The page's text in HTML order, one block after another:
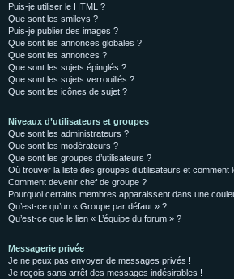
Puis-je utiliser le HTML ?
Que sont les smileys ?
Puis-je publier des images ?
Que sont les annonces globales ?
Que sont les annonces ?
Que sont les sujets épinglés ?
Que sont les sujets verrouillés ?
Que sont les icônes de sujet ?
Niveaux d’utilisateurs et groupes
Que sont les administrateurs ?
Que sont les modérateurs ?
Que sont les groupes d’utilisateurs ?
Où trouver la liste des groupes d’utilisateurs et comment
Comment devenir chef de groupe ?
Pourquoi certains membres apparaissent dans une
Qu’est-ce qu’un « Groupe par défaut » ?
Qu’est-ce que le lien « L’équipe du forum » ?
Messagerie privée
Je ne peux pas envoyer de messages privés !
Je reçois sans arrêt des messages indésirables !